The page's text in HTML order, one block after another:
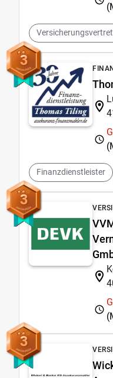
3
Finanzdienstleister
3
3